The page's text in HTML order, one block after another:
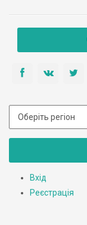
Вхід
Реєстрація